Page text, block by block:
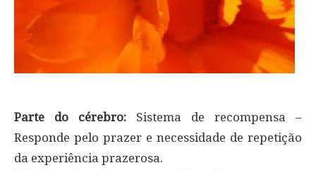
Parte do cérebro: Sistema de recompensa –
Responde pelo prazer e necessidade de repetição
da experiência prazerosa.